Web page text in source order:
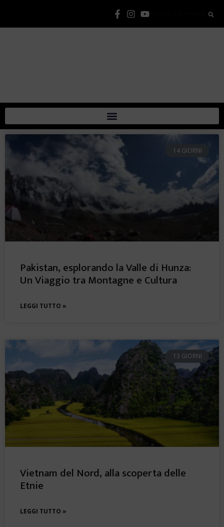
14 GIORNI
Pakistan, esplorando la Valle di Hunza:
Un Viaggio tra Montagne e Cultura
LEGGI TUTTO »
13 GIORNI
Vietnam del Nord, alla scoperta delle
Etnie
LEGGI TUTTO »